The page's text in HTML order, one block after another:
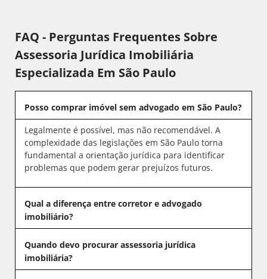
FAQ - Perguntas Frequentes Sobre
Assessoria Jurídica Imobiliária
Especializada Em São Paulo
Posso comprar imóvel sem advogado em São Paulo?
Legalmente é possível, mas não recomendável. A
complexidade das legislações em São Paulo torna
fundamental a orientação jurídica para identificar
problemas que podem gerar prejuízos futuros.
Qual a diferença entre corretor e advogado
imobiliário?
Quando devo procurar assessoria jurídica
imobiliária?